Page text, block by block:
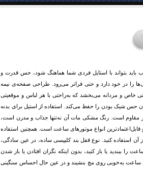
بتواند با استایل فردی شما هماهنگ شود، حس قدرت و
را در خود دارد و حتی فراتر می‌رود. طراحی صفحه‌ی نیمه
خاص و مردانه می‌بخشد که به‌راحتی با هر لباس و موقعیتی
شیک بودن را حفظ می‌کند. استفاده از استیل برای بدنه
مقاوم است. رنگ مشکی مات آن نه‌تنها جذاب و مدرن است،
انواع موتورهای ساعت است. همچنین استفاده
آن استفاده کنید. نوع قفل بند کلیپسی ساده، در عین سادگی،
ببندید یا باز کنید، بدون اینکه نگران افتادن یا باز شدن
میلی‌متر است؛ ترکیبی که باعث می‌شود ساعت به‌خوبی روی مچ بنشیند و در عین حال احساس سنگینی